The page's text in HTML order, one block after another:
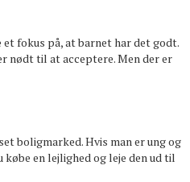
fokus på, at barnet har det godt.
nødt til at acceptere. Men der er
boligmarked. Hvis man er ung og
en lejlighed og leje den ud til